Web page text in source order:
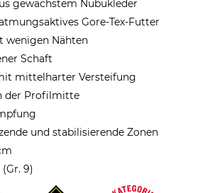
gewachstem Nubukleder
Gore-Tex-Futter
Nähten
Schaft
mittelharter Versteifung
der Profilmitte
und stabilisierende Zonen
9)